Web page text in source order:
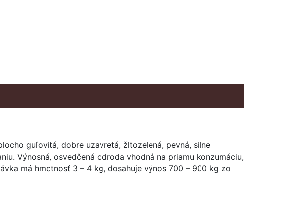
guľovitá, dobre uzavretá, žltozelená, pevná, silne
Výnosná, osvedčená odroda vhodná na priamu konzumáciu,
má hmotnosť 3 – 4 kg, dosahuje výnos 700 – 900 kg zo